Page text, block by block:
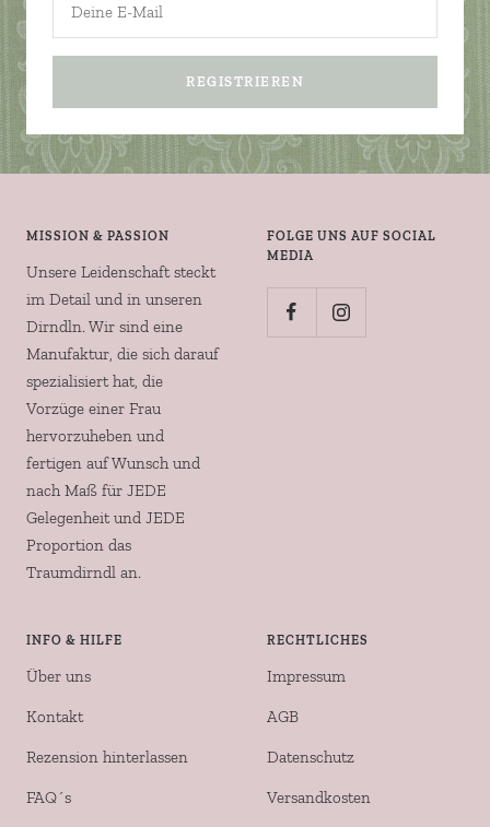
Deine E-Mail
REGISTRIEREN
MISSION & PASSION
Unsere Leidenschaft steckt
im Detail und in unseren
Dirndln. Wir sind eine
Manufaktur, die sich darauf
spezialisiert hat, die
Vorzüge einer Frau
hervorzuheben und
fertigen auf Wunsch und
nach Maß für JEDE
Gelegenheit und JEDE
Proportion das
Traumdirndl an.
FOLGE UNS AUF SOCIAL
MEDIA
INFO & HILFE
Über uns
Kontakt
Rezension hinterlassen
FAQ´s
RECHTLICHES
Impressum
AGB
Datenschutz
Versandkosten